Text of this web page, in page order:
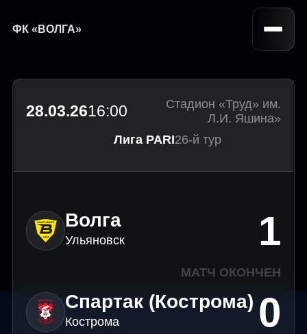
ФК «ВОЛГА»
28.03.2616:00
Лига PARI26-й тур
Стадион «Труд» им.
Л.И. Яшина»
Волга
Ульяновск 1
МАТЧ ОКОНЧЕН
Спартак (Кострома)
Кострома 0